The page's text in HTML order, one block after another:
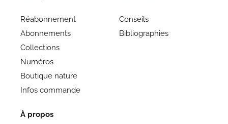
Réabonnement
Abonnements
Collections
Numéros
Boutique nature
Infos commande
Conseils
Bibliographies
À propos